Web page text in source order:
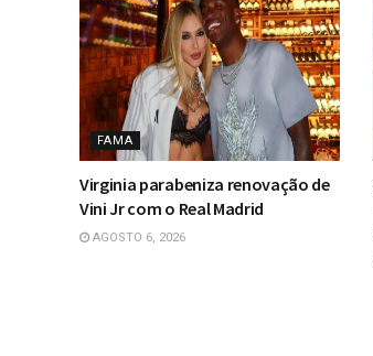
FAMA
Virginia parabeniza renovação de
Vini Jr com o Real Madrid
AGOSTO 6, 2026